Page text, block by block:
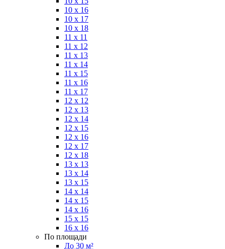
10 x 16
10 x 17
10 x 18
11 x 11
11 x 12
11 x 13
11 x 14
11 x 15
11 x 16
11 x 17
12 x 12
12 x 13
12 x 14
12 x 15
12 x 16
12 x 17
12 x 18
13 x 13
13 x 14
13 x 15
14 x 14
14 x 15
14 x 16
15 x 15
16 x 16
По площади
До 30 м²